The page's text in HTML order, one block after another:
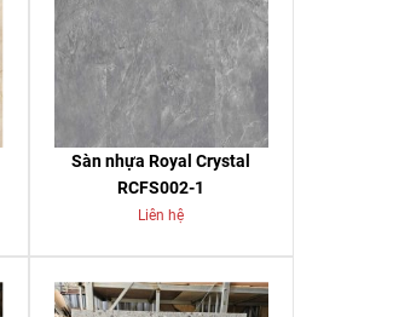
Sàn nhựa Royal Crystal
RCFS002-1
Liên hệ